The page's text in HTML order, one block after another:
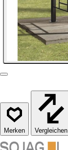
Vergleichen